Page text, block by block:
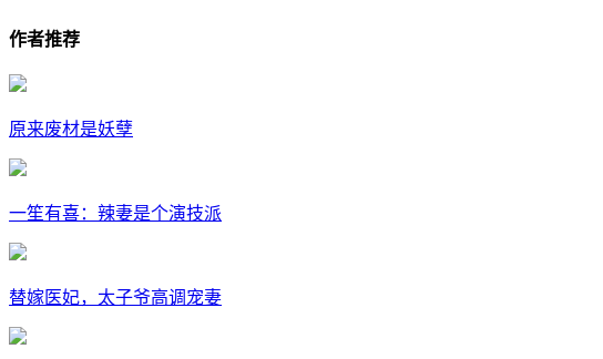
作者推荐
原来废材是妖孽
一笙有喜：辣妻是个演技派
替嫁医妃，太子爷高调宠妻